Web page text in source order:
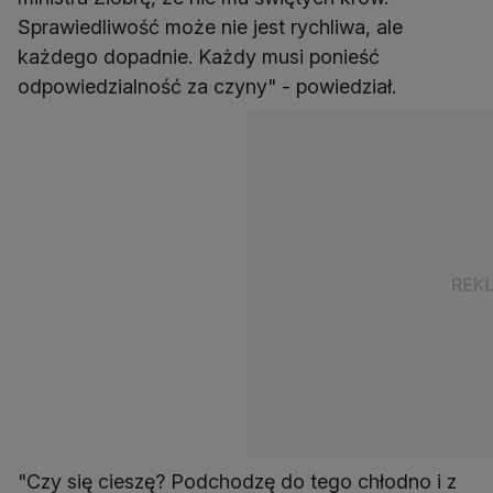
Sprawiedliwość może nie jest rychliwa, ale
każdego dopadnie. Każdy musi ponieść
odpowiedzialność za czyny" - powiedział.
"Czy się cieszę? Podchodzę do tego chłodno i z